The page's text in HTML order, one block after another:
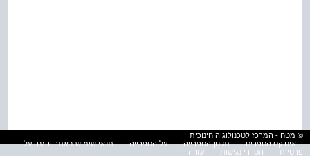
© מטח - המרכז לטכנולוגיה חינוכית
אינדקס הספרים
תקנון הספרייה על הספרייה
תנאי שימוש באתר והגנה על
פרטיות
הסדרי נגישות עזרה